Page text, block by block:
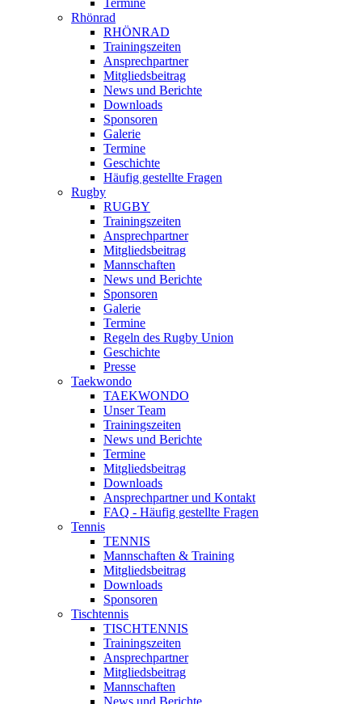
Termine
Rhönrad
RHÖNRAD
Trainingszeiten
Ansprechpartner
Mitgliedsbeitrag
News und Berichte
Downloads
Sponsoren
Galerie
Termine
Geschichte
Häufig gestellte Fragen
Rugby
RUGBY
Trainingszeiten
Ansprechpartner
Mitgliedsbeitrag
Mannschaften
News und Berichte
Sponsoren
Galerie
Termine
Regeln des Rugby Union
Geschichte
Presse
Taekwondo
TAEKWONDO
Unser Team
Trainingszeiten
News und Berichte
Termine
Mitgliedsbeitrag
Downloads
Ansprechpartner und Kontakt
FAQ - Häufig gestellte Fragen
Tennis
TENNIS
Mannschaften & Training
Mitgliedsbeitrag
Downloads
Sponsoren
Tischtennis
TISCHTENNIS
Trainingszeiten
Ansprechpartner
Mitgliedsbeitrag
Mannschaften
News und Berichte